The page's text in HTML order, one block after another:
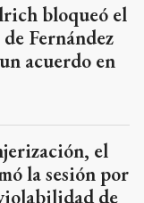
bloqueó el
Fernández
acuerdo en
el
la sesión por
de